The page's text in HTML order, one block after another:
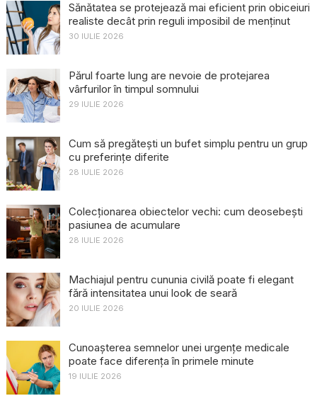
Sănătatea se protejează mai eficient prin obiceiuri
realiste decât prin reguli imposibil de menținut
30 IULIE 2026
Părul foarte lung are nevoie de protejarea
vârfurilor în timpul somnului
29 IULIE 2026
Cum să pregătești un bufet simplu pentru un grup
cu preferințe diferite
28 IULIE 2026
Colecționarea obiectelor vechi: cum deosebești
pasiunea de acumulare
28 IULIE 2026
Machiajul pentru cununia civilă poate fi elegant
fără intensitatea unui look de seară
20 IULIE 2026
Cunoașterea semnelor unei urgențe medicale
poate face diferența în primele minute
19 IULIE 2026